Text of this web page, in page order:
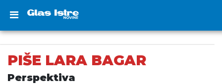
PIŠE LARA BAGAR
Perspektiva